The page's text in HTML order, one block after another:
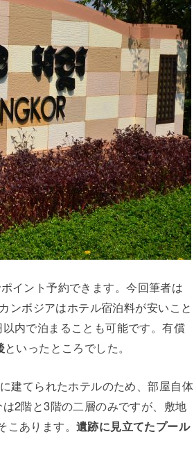
イント予約できます。今回筆者は
ンボジアはホテル宿泊料が安いこと
内で泊まることも可能です。有償
といったところでした。
建てられたホテルのため、部屋自体
2階と3階の二層のみですが、敷地
こあります。遺跡に見立てたプール